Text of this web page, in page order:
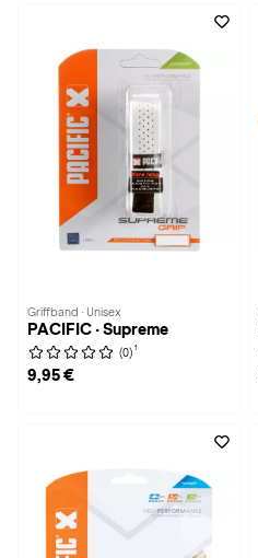
Griffband · Unisex
PACIFIC · Supreme
(0) 1
9,95 €